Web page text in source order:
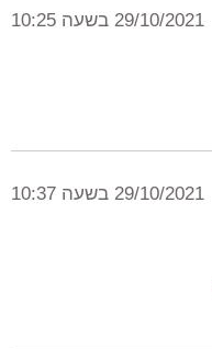
29/10/2021 בשעה 10:25
29/10/2021 בשעה 10:37